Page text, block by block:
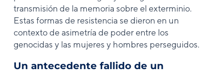
transmisión de la memoria sobre el exterminio.
Estas formas de resistencia se dieron en un
contexto de asimetría de poder entre los
genocidas y las mujeres y hombres perseguidos.
Un antecedente fallido de un